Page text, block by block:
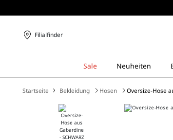
Filialfinder
Startseite Bekleidung Hosen Oversize-Hose